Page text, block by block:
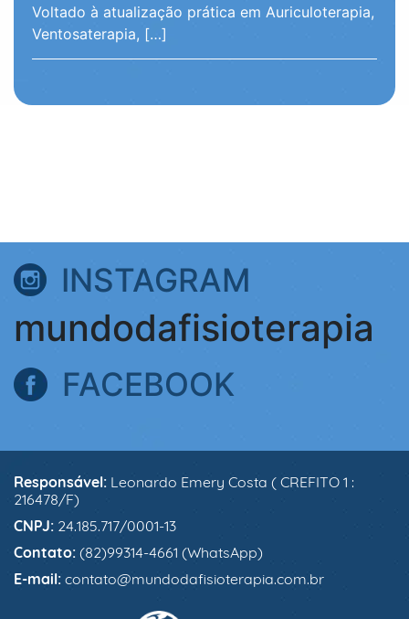
Voltado à atualização prática em Auriculoterapia,
Ventosaterapia, […]
INSTAGRAM
mundodafisioterapia
FACEBOOK
Responsável: Leonardo Emery Costa ( CREFITO 1 :
216478/F)
CNPJ: 24.185.717/0001-13
Contato: (82)99314-4661 (WhatsApp)
E-mail: contato@mundodafisioterapia.com.br